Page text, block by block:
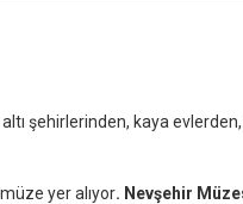
şehirlerinden, kaya
yer alıyor. Nevşehir